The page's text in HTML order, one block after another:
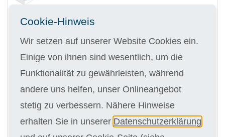
Digitale Kursunterlagen
12 x 199,00 €
Cookie-Hinweis
Wir setzen auf unserer Website Cookies ein.
Einige von ihnen sind wesentlich, um die
Funktionalität zu gewährleisten, während
andere uns helfen, unser Onlineangebot
stetig zu verbessern. Nähere Hinweise
erhalten Sie in unserer Datenschutzerklärung